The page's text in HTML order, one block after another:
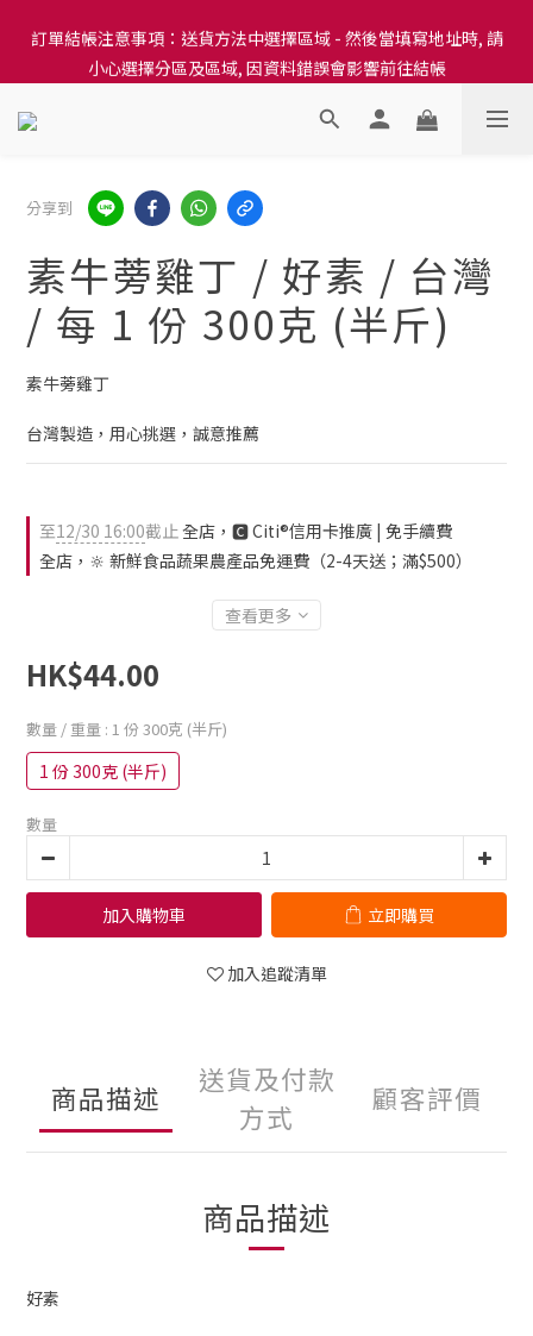
訂單結帳注意事項：送貨方法中選擇區域 - 然後當填寫地址時, 請
小心選擇分區及區域, 因資料錯誤會影響前往結帳
訂單結帳注意事項：送貨方法中選擇區域 - 然後當填寫地址時, 請
小心選擇分區及區域, 因資料錯誤會影響前往結帳
隆重推出本地培育田香雞、金棠雞、粵皇鷄及平原雞等，想食靚雞
訂單結帳注意事項：送貨方法中選擇區域 - 然後當填寫地址時, 請
小心選擇分區及區域, 因資料錯誤會影響前往結帳
分享到
素牛蒡雞丁 / 好素 / 台灣
/ 每 1 份 300克 (半斤)
素牛蒡雞丁
台灣製造，用心挑選，誠意推薦
至12/30 16:00截止全店，🅲 Citi®信用卡推廣 | 免手續費
全店，🔆 新鮮食品蔬果農產品免運費（2-4天送；滿$500）
查看更多
HK$44.00
數量 / 重量 : 1 份 300克 (半斤)
1 份 300克 (半斤)
數量
加入購物車 立即購買
加入追蹤清單
商品描述
送貨及付款
方式
顧客評價
商品描述
好素